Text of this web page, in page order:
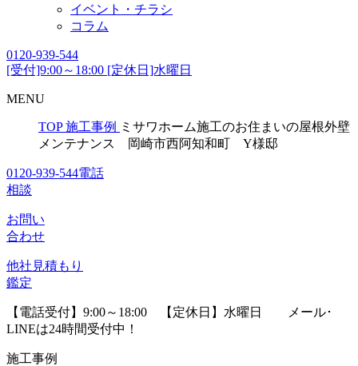
イベント・チラシ
コラム
0120-939-544
[受付]9:00～18:00 [定休日]水曜日
MENU
TOP 施工事例
ミサワホーム施工のお住まいの屋根外壁
メンテナンス 岡崎市西阿知和町 Y様邸
0120-939-544電話
相談
お問い
合わせ
他社見積もり
鑑定
【電話受付】9:00～18:00 【定休日】水曜日
メール･
LINEは24時間受付中！
施工事例